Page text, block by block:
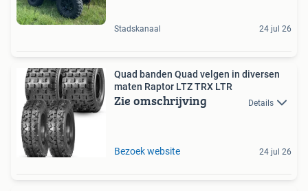
Stadskanaal 24 jul 26
Quad banden Quad velgen in diversen
maten Raptor LTZ TRX LTR
Zie omschrijving Details
Bezoek website 24 jul 26